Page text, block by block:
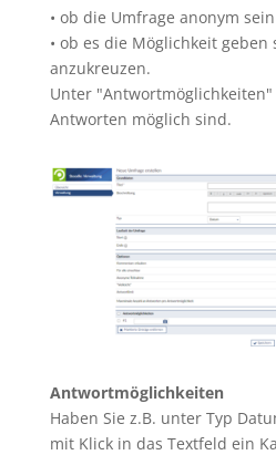
• ob die Umfrage anonym
• ob es die Möglichkeit geben
anzukreuzen.
Unter "Antwortmöglichkeiten"
Antworten möglich sind.
Antwortmöglichkeiten
Haben Sie z.B. unter Typ
mit Klick in das Textfeld ein